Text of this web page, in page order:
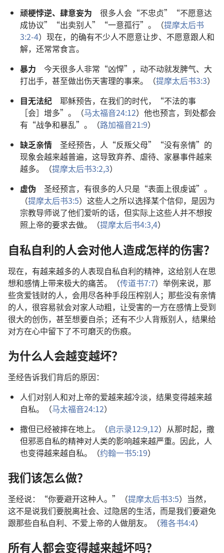
顽梗悖逆、肆意妄为 很多人会“不忠贞”“不愿意达
成协议”“出卖别人”“一意孤行”。（提摩太后书
3:2-4）现在，的确有不少人不愿意让步、不愿意跟人和
解，还常常食言。
暴力 今天很多人非常“凶悍”，动不动就发脾气、大
打出手，甚至做出伤天害理的事来。（提摩太后书3:3）
目无法纪 耶稣预告，在我们的时代，“不法的事
［会］增多”。（马太福音24:12）他也预言，到处都会
有“战争和暴乱”。（路加福音21:9）
缺乏亲情 圣经预告，人“反叛父母”“没有亲情”的
现象会越来越普遍，这导致弃养、虐待、家暴事件越来
越多。（提摩太后书3:2,3）
虚伪 圣经预言，有很多的人只是“表面上很虔诚”。
（提摩太后书3:5）这些人之所以选择某个信仰，是因为
宗教导师说了他们爱听的话，但实际上这些人并不想按
照上帝的要求去做。（提摩太后书4:3,4）
自私自利的人会对他人造成怎样的伤害？
现在，有越来越多的人表现自私自利的精神，这给别人在思
想和感情上带来极大的痛苦。（传道书7:7）举例来说，那
些贪爱钱财的人，会用尽各种手段压榨别人；那些没有亲情
的人，很容易就会对家人动粗，让受害的一方在感情上受到
很大的创伤，甚至想要自杀；还有不少人背叛别人，结果给
对方在心中留下了不可磨灭的伤痕。
为什么人会越变越坏？
圣经告诉我们背后的原因：
人们对别人和对上帝的爱越来越冷淡，结果变得越来越
自私。（马太福音24:12）
撒但已经被摔在地上。（启示录12:9,12）从那时起，撒
但邪恶自私的精神对人类的影响越来越严重。因此，人
也变得越来越自私。（约翰一书5:19）
我们该怎么做？
圣经说：“你要避开这种人。”（提摩太后书3:5）当然，
这不是说我们要脱离社会、过隐居的生活，而是我们要避免
跟那些自私自利、不爱上帝的人做朋友。（雅各书4:4）
所有人都会变得越来越坏吗？